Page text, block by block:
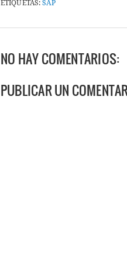
ETIQUETAS:SAP
NO HAY COMENTARIOS:
PUBLICAR UN